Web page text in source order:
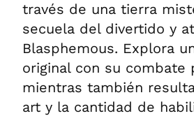
través de una tierra
secuela del divertido y
Blasphemous. Explora
original con su
mientras también
art y la cantidad de